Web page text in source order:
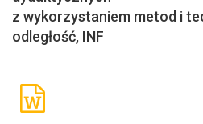
z wykorzystaniem metod i
odległość, INF